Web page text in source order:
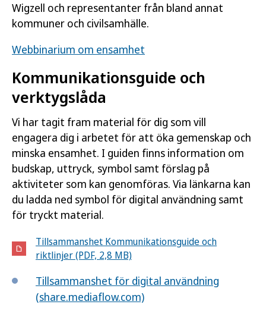
Wigzell och representanter från bland annat
kommuner och civilsamhälle.
Webbinarium om ensamhet
Kommunikationsguide och
verktygslåda
Vi har tagit fram material för dig som vill
engagera dig i arbetet för att öka gemenskap och
minska ensamhet. I guiden finns information om
budskap, uttryck, symbol samt förslag på
aktiviteter som kan genomföras. Via länkarna kan
du ladda ned symbol för digital användning samt
för tryckt material.
Tillsammanshet Kommunikationsguide och
riktlinjer (PDF, 2,8 MB)
Tillsammanshet för digital användning
(share.mediaflow.com)